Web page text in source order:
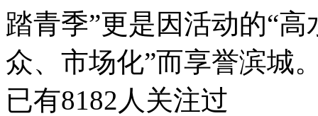
踏青季”更是因活动的“
众、市场化”而享誉滨城
已有8182 人关注过